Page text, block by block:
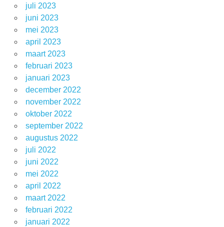
juli 2023
juni 2023
mei 2023
april 2023
maart 2023
februari 2023
januari 2023
december 2022
november 2022
oktober 2022
september 2022
augustus 2022
juli 2022
juni 2022
mei 2022
april 2022
maart 2022
februari 2022
januari 2022